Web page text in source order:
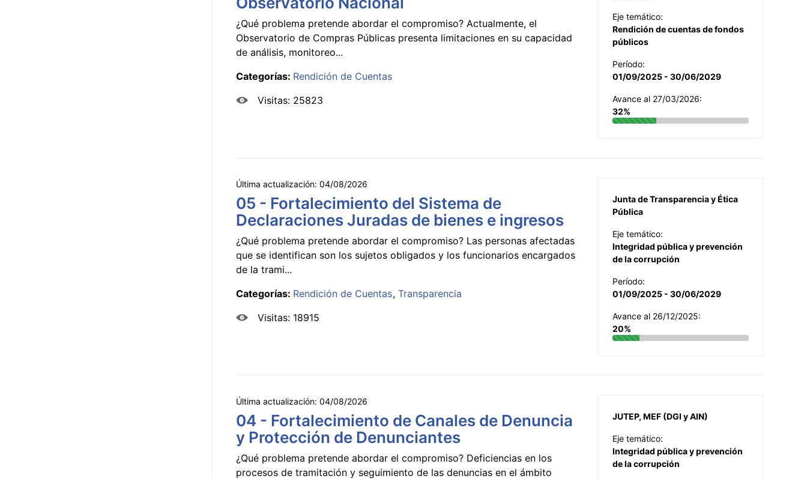
¿Qué problema pretende abordar el compromiso? Actualmente, el
Observatorio de Compras Públicas presenta limitaciones en su capacidad
de análisis, monitoreo...
Categorías: Rendición de Cuentas
Visitas: 25823
Eje temático:
Rendición de cuentas de fondos
públicos
Período:
01/09/2025 - 30/06/2029
Avance al 27/03/2026:
32%
Última actualización: 04/08/2026
05 - Fortalecimiento del Sistema de
Declaraciones Juradas de bienes e ingresos
¿Qué problema pretende abordar el compromiso? Las personas afectadas
que se identifican son los sujetos obligados y los funcionarios encargados
de la trami...
Categorías: Rendición de Cuentas Transparencia
Visitas: 18915
Junta de Transparencia y Ética
Pública
Eje temático:
Integridad pública y prevención
de la corrupción
Período:
01/09/2025 - 30/06/2029
Avance al 26/12/2025:
20%
Última actualización: 04/08/2026
04 - Fortalecimiento de Canales de Denuncia
y Protección de Denunciantes
¿Qué problema pretende abordar el compromiso? Deficiencias en los
procesos de tramitación y seguimiento de las denuncias en el ámbito
JUTEP, MEF (DGI y AIN)
Eje temático:
Integridad pública y prevención
de la corrupción